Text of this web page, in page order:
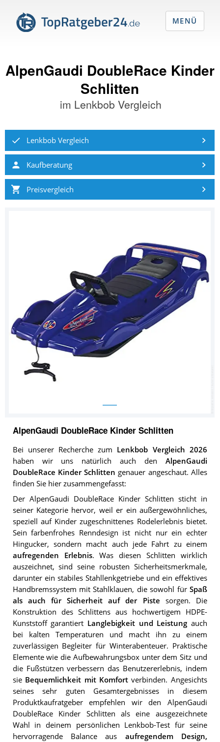
AlpenGaudi DoubleRace Kinder
Schlitten
im Lenkbob Vergleich
Lenkbob Vergleich
Kaufberatung
Preisvergleich
AlpenGaudi DoubleRace Kinder Schlitten
Bei unserer Recherche zum Lenkbob Vergleich 2026
haben wir uns natürlich auch den AlpenGaudi
DoubleRace Kinder Schlitten genauer angeschaut. Alles
finden Sie hier zusammengefasst:
Der AlpenGaudi DoubleRace Kinder Schlitten sticht in
seiner Kategorie hervor, weil er ein außergewöhnliches,
speziell auf Kinder zugeschnittenes Rodelerlebnis bietet.
Sein farbenfrohes Renndesign ist nicht nur ein echter
Hingucker, sondern macht auch jede Fahrt zu einem
aufregenden Erlebnis. Was diesen Schlitten wirklich
auszeichnet, sind seine robusten Sicherheitsmerkmale,
darunter ein stabiles Stahllenkgetriebe und ein effektives
Handbremssystem mit Stahlklauen, die sowohl für Spaß
als auch für Sicherheit auf der Piste sorgen. Die
Konstruktion des Schlittens aus hochwertigem HDPE-
Kunststoff garantiert Langlebigkeit und Leistung auch
bei kalten Temperaturen und macht ihn zu einem
zuverlässigen Begleiter für Winterabenteuer. Praktische
Elemente wie die Aufbewahrungsbox unter dem Sitz und
die Fußstützen verbessern das Benutzererlebnis, indem
sie Bequemlichkeit mit Komfort verbinden. Angesichts
seines sehr guten Gesamtergebnisses in diesem
Produktkaufratgeber empfehlen wir den AlpenGaudi
DoubleRace Kinder Schlitten als eine ausgezeichnete
Wahl in deinem persönlichen Lenkbob-Test für seine
hervorragende Balance aus aufregendem Design,
MENÜ